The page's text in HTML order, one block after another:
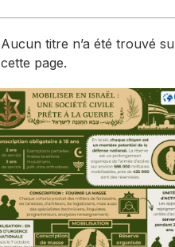
Aucun titre n’a été trouvé
cette page.